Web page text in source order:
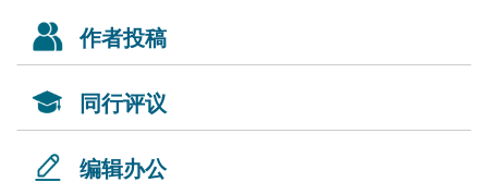
作者投稿
同行评议
编辑办公